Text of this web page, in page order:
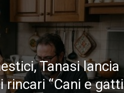
Tanasi lancia
“Cani e gatti